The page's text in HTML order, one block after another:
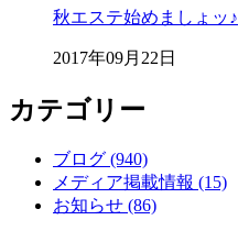
秋エステ始めましょッ♪
2017年09月22日
カテゴリー
ブログ (940)
メディア掲載情報 (15)
お知らせ (86)